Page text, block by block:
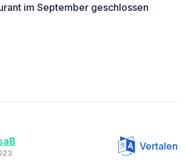
im September geschlossen
Vertalen